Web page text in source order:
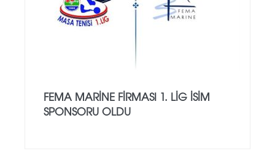
FEMA MARINE FIRMASI 1. LIG ISIM
SPONSORU OLDU